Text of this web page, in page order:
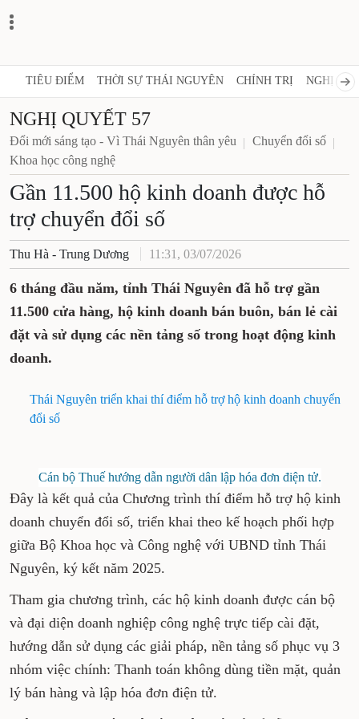
TIÊU ĐIỂM THỜI SỰ THÁI NGUYÊN CHÍNH TRỊ NGHỊ
NGHỊ QUYẾT 57
Đổi mới sáng tạo - Vì Thái Nguyên thân yêu
Chuyển đổi số
Khoa học công nghệ
Gần 11.500 hộ kinh doanh được hỗ
trợ chuyển đổi số
Thu Hà - Trung Dương 11:31, 03/07/2026
6 tháng đầu năm, tỉnh Thái Nguyên đã hỗ trợ gần
11.500 cửa hàng, hộ kinh doanh bán buôn, bán lẻ cài
đặt và sử dụng các nền tảng số trong hoạt động kinh
doanh.
Thái Nguyên triển khai thí điểm hỗ trợ hộ kinh doanh chuyển
đổi số
Cán bộ Thuế hướng dẫn người dân lập hóa đơn điện tử.
Đây là kết quả của Chương trình thí điểm hỗ trợ hộ kinh
doanh chuyển đổi số, triển khai theo kế hoạch phối hợp
giữa Bộ Khoa học và Công nghệ với UBND tỉnh Thái
Nguyên, ký kết năm 2025.
Tham gia chương trình, các hộ kinh doanh được cán bộ
và đại diện doanh nghiệp công nghệ trực tiếp cài đặt,
hướng dẫn sử dụng các giải pháp, nền tảng số phục vụ 3
nhóm việc chính: Thanh toán không dùng tiền mặt, quản
lý bán hàng và lập hóa đơn điện tử.